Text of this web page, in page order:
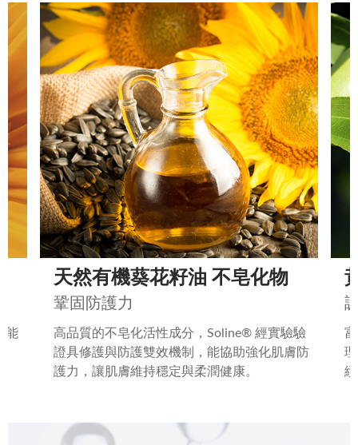
能
天然有機葵花籽油 不皂化物
鞏固防護力
高品質的不皂化活性成分，Soline® 經實驗驗
證具修護與防護雙效機制，能協助強化肌膚防
護力，讓肌膚維持穩定與柔潤健康。